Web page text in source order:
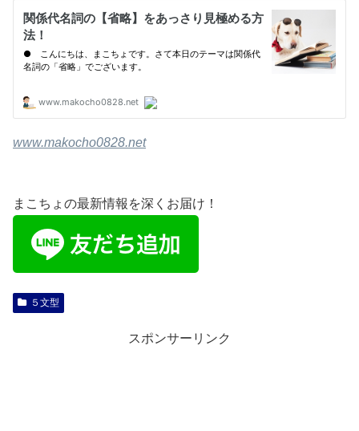
www.makocho0828.net
まこちょの最新情報を深くお届け！
５文型
スポンサーリンク